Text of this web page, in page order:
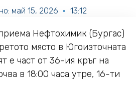
май 15, 2026 13:12
Нефтохимик (Бургас)
място в Югоизточната
е част от 36-ия кръг на
в 18:00 часа утре, 16-ти